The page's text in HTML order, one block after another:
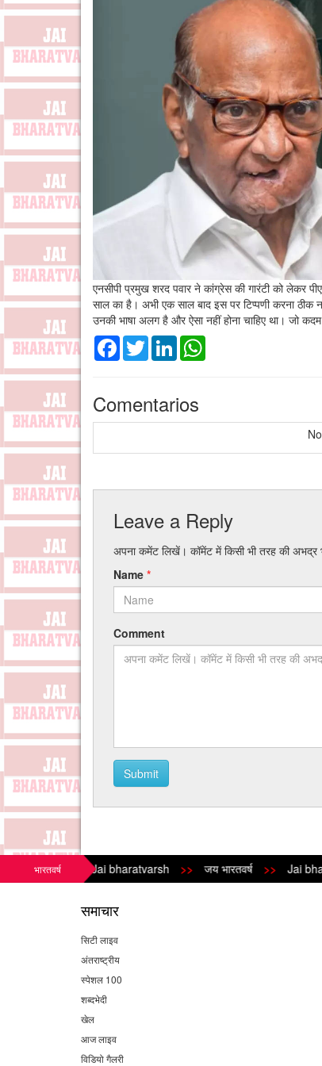
एनसीपी प्रमुख शरद पवार ने कांग्रेस की गारंटी को लेकर
साल का है। अभी एक साल बाद इस पर टिप्पणी करना ठीक
उनकी भाषा अलग है और ऐसा नहीं होना चाहिए था। जो
Facebook
TwitterLinkedIn
Comentarios
Leave a Reply
अपना कमेंट लिखें। कॉमेंट में किसी भी तरह की अभद्र
Name *
Comment
Submit
भारतवर्ष Jai bharatvarsh >> जय भारतवर्ष >> Jai
समाचार
सिटी लाइव
अंतराष्ट्रीय
स्पेशल 100
शब्दभेदी
खेल
आज लाइव
विडियो गैलरी